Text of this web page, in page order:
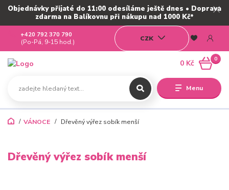
Objednávky přijaté do 11:00 odesíláme ještě dnes • Doprava
zdarma na Balíkovnu při nákupu nad 1000 Kč*
Menu
CZK
+420 792 370 790
(Po-Pá, 9-15 hod.)
0
0 Kč
VÁNOCE Dřevěný výřez sobík menší
Dřevěný výřez sobík menší